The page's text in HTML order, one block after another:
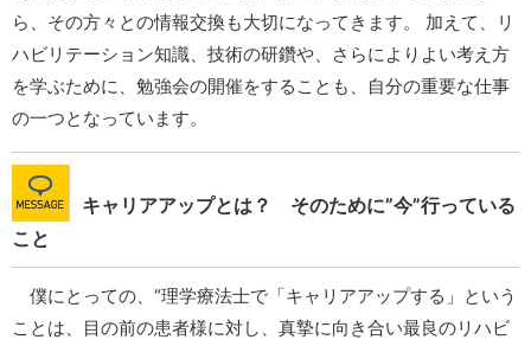
ら、その方々との情報交換も大切になってきます。 加えて、リ
ハビリテーション知識、技術の研鑽や、さらによりよい考え方
を学ぶために、勉強会の開催をすることも、自分の重要な仕事
の一つとなっています。
キャリアアップとは？ そのために”今”行っている
こと
僕にとっての、“理学療法士で「キャリアアップする」という
ことは、目の前の患者様に対し、真摯に向き合い最良のリハビ